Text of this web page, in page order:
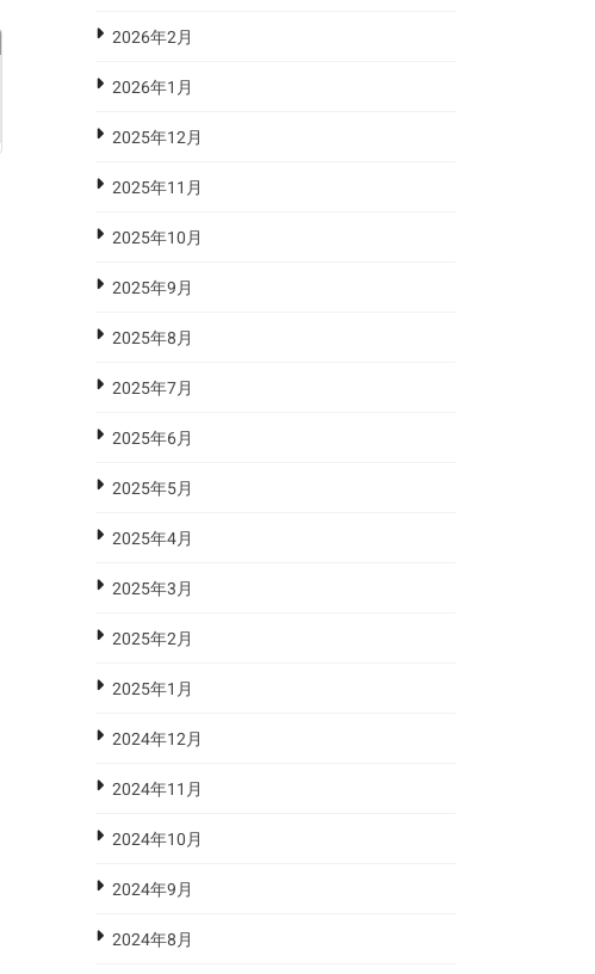
2026年2月
2026年1月
2025年12月
2025年11月
2025年10月
2025年9月
2025年8月
2025年7月
2025年6月
2025年5月
2025年4月
2025年3月
2025年2月
2025年1月
2024年12月
2024年11月
2024年10月
2024年9月
2024年8月